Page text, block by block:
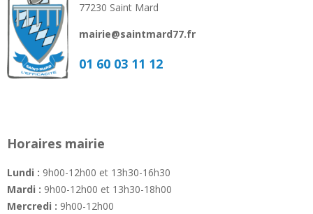
77230 Saint Mard
mairie@saintmard77.fr
01 60 03 11 12
Horaires mairie
Lundi : 9h00-12h00 et 13h30-16h30
Mardi : 9h00-12h00 et 13h30-18h00
Mercredi : 9h00-12h00